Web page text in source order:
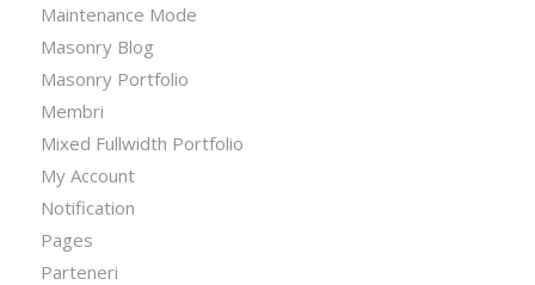
Maintenance Mode
Masonry Blog
Masonry Portfolio
Membri
Mixed Fullwidth Portfolio
My Account
Notification
Pages
Parteneri